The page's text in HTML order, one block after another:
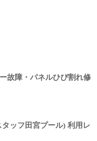
故障・パネルひび割れ修
ッフ田宮プール) 利用レ